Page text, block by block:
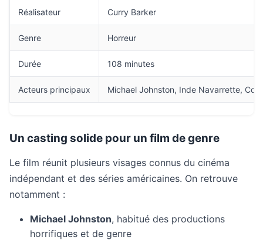
Réalisateur Curry Barker
Genre Horreur
Durée 108 minutes
Acteurs principaux Michael Johnston, Inde Navarrette,
Un casting solide pour un film de genre
Le film réunit plusieurs visages connus du cinéma
indépendant et des séries américaines. On retrouve
notamment :
Michael Johnston, habitué des productions
horrifiques et de genre